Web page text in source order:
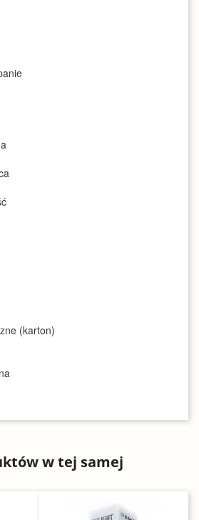
(karton)
w tej samej